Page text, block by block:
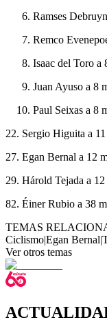
Ramses
Remco
Isaac del Toro a
Juan Ayuso a 8
Paul Seixas a 8
22. Sergio Higuita a
27. Egan Bernal a 12
29. Hárold Tejada a
82. Éiner Rubio a 38
TEMAS
Ciclismo|Egan Bernal|
Ver otros temas